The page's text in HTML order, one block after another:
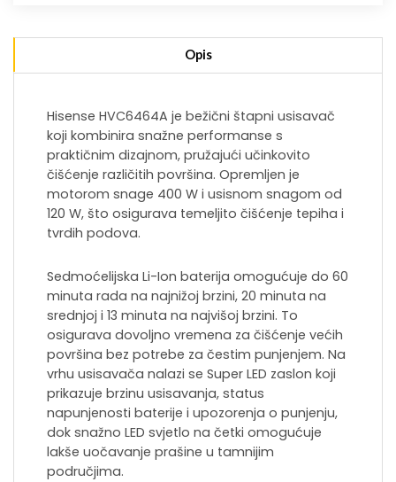
Opis
Hisense HVC6464A je bežični štapni usisavač
koji kombinira snažne performanse s
praktičnim dizajnom, pružajući učinkovito
čišćenje različitih površina. Opremljen je
motorom snage 400 W i usisnom snagom od
120 W, što osigurava temeljito čišćenje tepiha i
tvrdih podova.
Sedmoćelijska Li-Ion baterija omogućuje do 60
minuta rada na najnižoj brzini, 20 minuta na
srednjoj i 13 minuta na najvišoj brzini. To
osigurava dovoljno vremena za čišćenje većih
površina bez potrebe za čestim punjenjem. Na
vrhu usisavača nalazi se Super LED zaslon koji
prikazuje brzinu usisavanja, status
napunjenosti baterije i upozorenja o punjenju,
dok snažno LED svjetlo na četki omogućuje
lakše uočavanje prašine u tamnijim
područjima.